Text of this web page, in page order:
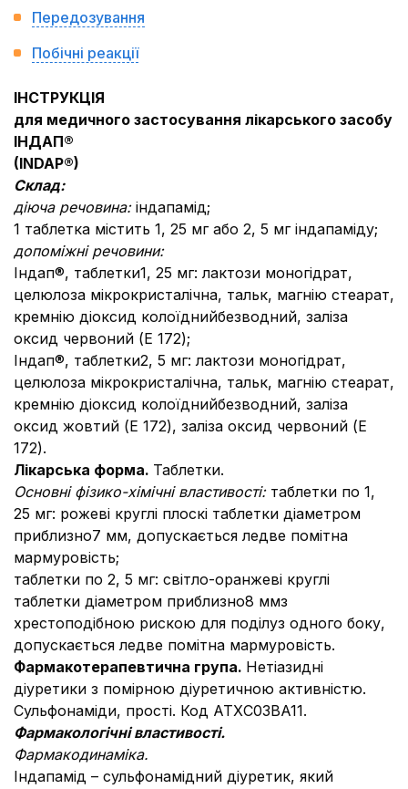
Передозування
Побічні реакції
ІНСТРУКЦІЯ
для медичного застосування лікарського засобу
ІНДАП®
(INDAP®)
Склад:
діюча речовина: індапамід;
1 таблетка містить 1, 25 мг або 2, 5 мг індапаміду;
допоміжні речовини:
Індап®, таблетки1, 25 мг:лактози моногідрат,
целюлоза мікрокристалічна, тальк, магнію стеарат,
кремнію діоксид колоїднийбезводний, заліза
оксид червоний (E 172);
Індап®, таблетки2, 5 мг:лактози моногідрат,
целюлоза мікрокристалічна, тальк, магнію стеарат,
кремнію діоксид колоїднийбезводний, заліза
оксид жовтий (E 172), заліза оксид червоний (E
172).
Лікарська форма. Таблетки.
Основні фізико-хімічні властивості: таблетки по 1,
25 мг: рожеві круглі плоскі таблетки діаметром
приблизно7 мм, допускається ледве помітна
мармуровість;
таблетки по 2, 5 мг: світло-оранжеві круглі
таблетки діаметром приблизно8 ммз
хрестоподібною рискою для поділуз одного боку,
допускається ледве помітна мармуровість.
Фармакотерапевтична група. Нетіазидні
діуретики з помірною діуретичною активністю.
Сульфонаміди, прості. Код АТХC03BA11.
Фармакологiчнi властивості.
Фармакодинаміка.
Індапамід – сульфонамідний діуретик, який